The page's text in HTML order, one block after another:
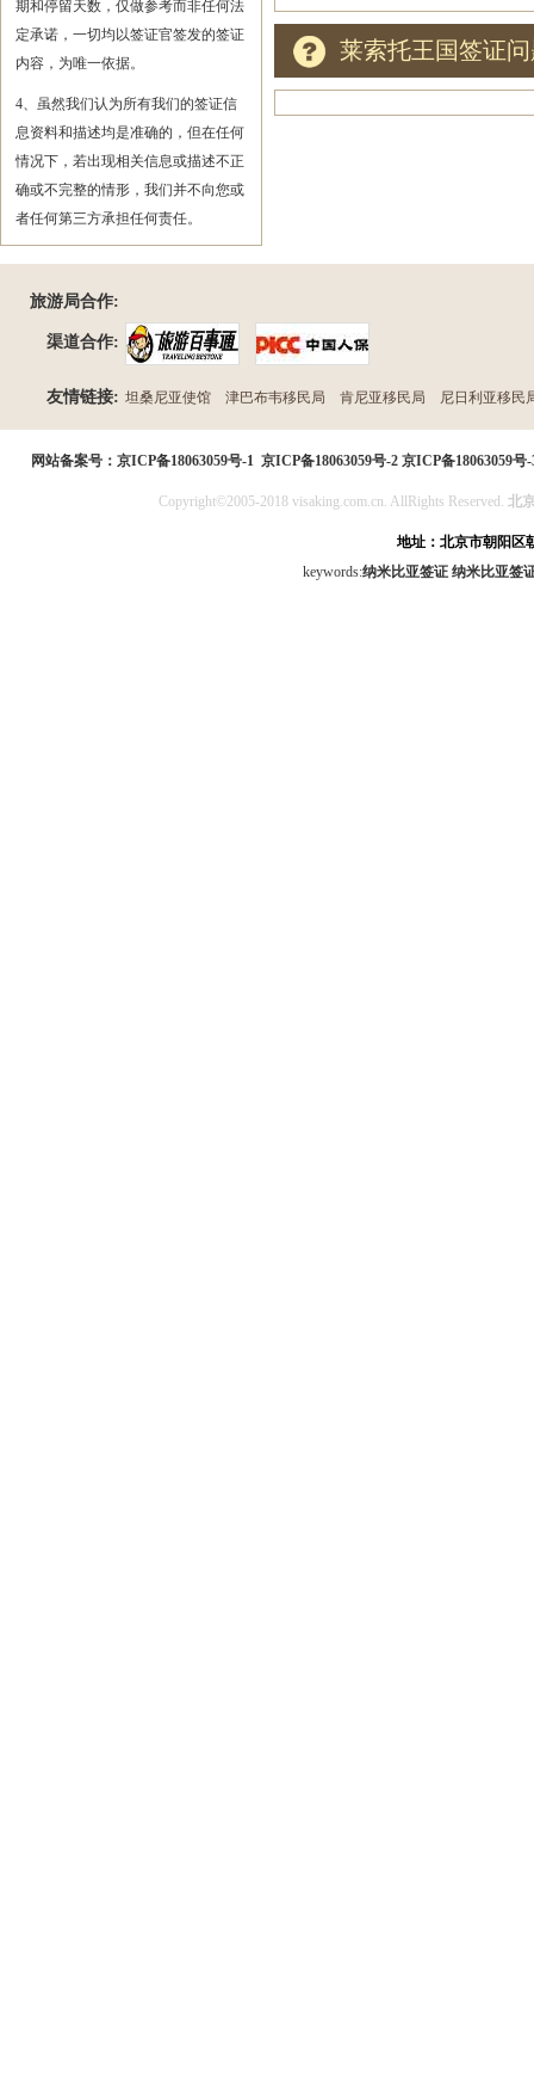
期和停留天数，仅做参考而非任何法
定承诺，一切均以签证官签发的签证
内容，为唯一依据。
4、虽然我们认为所有我们的签证信
息资料和描述均是准确的，但在任何
情况下，若出现相关信息或描述不正
确或不完整的情形，我们并不向您或
者任何第三方承担任何责任。
莱索托王国签证
旅游局合作:
渠道合作:
友情链接: 坦桑尼亚使馆 津巴布韦移民局 肯尼亚移民局 尼日利亚移民
网站备案号： 京ICP备18063059号-1 京ICP备18063059号-2 京ICP备18063059号-
Copyright©2005-2018 visaking.com.cn. AllRights Reserved. 北
地址：北京市朝阳区
keywords:纳米比亚签证 纳米比亚签